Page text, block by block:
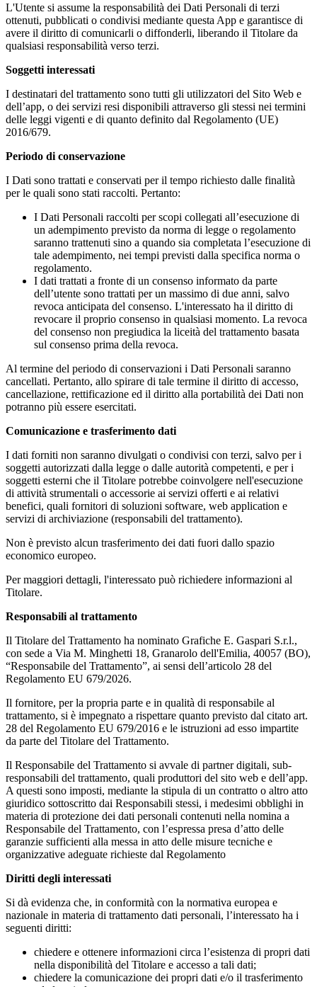
L'Utente si assume la responsabilità dei Dati Personali di terzi
ottenuti, pubblicati o condivisi mediante questa App e garantisce di
avere il diritto di comunicarli o diffonderli, liberando il Titolare da
qualsiasi responsabilità verso terzi.
Soggetti interessati
I destinatari del trattamento sono tutti gli utilizzatori del Sito Web e
dell’app, o dei servizi resi disponibili attraverso gli stessi nei termini
delle leggi vigenti e di quanto definito dal Regolamento (UE)
2016/679.
Periodo di conservazione
I Dati sono trattati e conservati per il tempo richiesto dalle finalità
per le quali sono stati raccolti. Pertanto:
I Dati Personali raccolti per scopi collegati all’esecuzione di
un adempimento previsto da norma di legge o regolamento
saranno trattenuti sino a quando sia completata l’esecuzione di
tale adempimento, nei tempi previsti dalla specifica norma o
regolamento.
I dati trattati a fronte di un consenso informato da parte
dell’utente sono trattati per un massimo di due anni, salvo
revoca anticipata del consenso. L'interessato ha il diritto di
revocare il proprio consenso in qualsiasi momento. La revoca
del consenso non pregiudica la liceità del trattamento basata
sul consenso prima della revoca.
Al termine del periodo di conservazioni i Dati Personali saranno
cancellati. Pertanto, allo spirare di tale termine il diritto di accesso,
cancellazione, rettificazione ed il diritto alla portabilità dei Dati non
potranno più essere esercitati.
Comunicazione e trasferimento dati
I dati forniti non saranno divulgati o condivisi con terzi, salvo per i
soggetti autorizzati dalla legge o dalle autorità competenti, e per i
soggetti esterni che il Titolare potrebbe coinvolgere nell'esecuzione
di attività strumentali o accessorie ai servizi offerti e ai relativi
benefici, quali fornitori di soluzioni software, web application e
servizi di archiviazione (responsabili del trattamento).
Non è previsto alcun trasferimento dei dati fuori dallo spazio
economico europeo.
Per maggiori dettagli, l'interessato può richiedere informazioni al
Titolare.
Responsabili al trattamento
Il Titolare del Trattamento ha nominato Grafiche E. Gaspari S.r.l.,
con sede a Via M. Minghetti 18, Granarolo dell'Emilia, 40057 (BO),
“Responsabile del Trattamento”, ai sensi dell’articolo 28 del
Regolamento EU 679/2026.
Il fornitore, per la propria parte e in qualità di responsabile al
trattamento, si è impegnato a rispettare quanto previsto dal citato art.
28 del Regolamento EU 679/2016 e le istruzioni ad esso impartite
da parte del Titolare del Trattamento.
Il Responsabile del Trattamento si avvale di partner digitali, sub-
responsabili del trattamento, quali produttori del sito web e dell’app.
A questi sono imposti, mediante la stipula di un contratto o altro atto
giuridico sottoscritto dai Responsabili stessi, i medesimi obblighi in
materia di protezione dei dati personali contenuti nella nomina a
Responsabile del Trattamento, con l’espressa presa d’atto delle
garanzie sufficienti alla messa in atto delle misure tecniche e
organizzative adeguate richieste dal Regolamento
Diritti degli interessati
Si dà evidenza che, in conformità con la normativa europea e
nazionale in materia di trattamento dati personali, l’interessato ha i
seguenti diritti:
chiedere e ottenere informazioni circa l’esistenza di propri dati
nella disponibilità del Titolare e accesso a tali dati;
chiedere la comunicazione dei propri dati e/o il trasferimento